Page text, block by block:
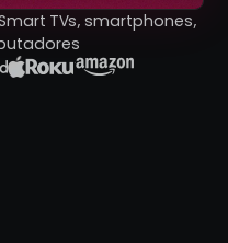
TVs, smartphones,